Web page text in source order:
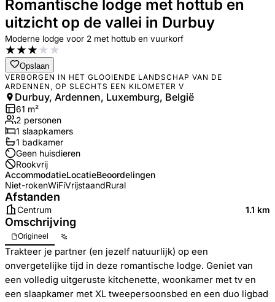
Romantische lodge met hottub en
uitzicht op de vallei in Durbuy
Moderne lodge voor 2 met hottub en vuurkorf
★★★★★
Opslaan
VERBORGEN IN HET GLOOIENDE LANDSCHAP VAN DE
ARDENNEN, OP SLECHTS EEN KILOMETER V
Durbuy, Ardennen, Luxemburg, België
61 m²
2 personen
1 slaapkamers
1 badkamer
Geen huisdieren
Rookvrij
AccommodatieLocatieBeoordelingen
Niet-rokenWiFiVrijstaandRural
Afstanden
Centrum 1.1 km
Omschrijving
Origineel
Trakteer je partner (en jezelf natuurlijk) op een
onvergetelijke tijd in deze romantische lodge. Geniet van
een volledig uitgeruste kitchenette, woonkamer met tv en
een slaapkamer met XL tweepersoonsbed en een duo ligbad